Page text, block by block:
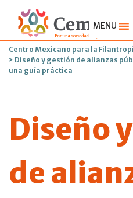
MENU
Centro Mexicano para la
> Diseño y gestión de alianzas
una guía práctica
Diseño
de